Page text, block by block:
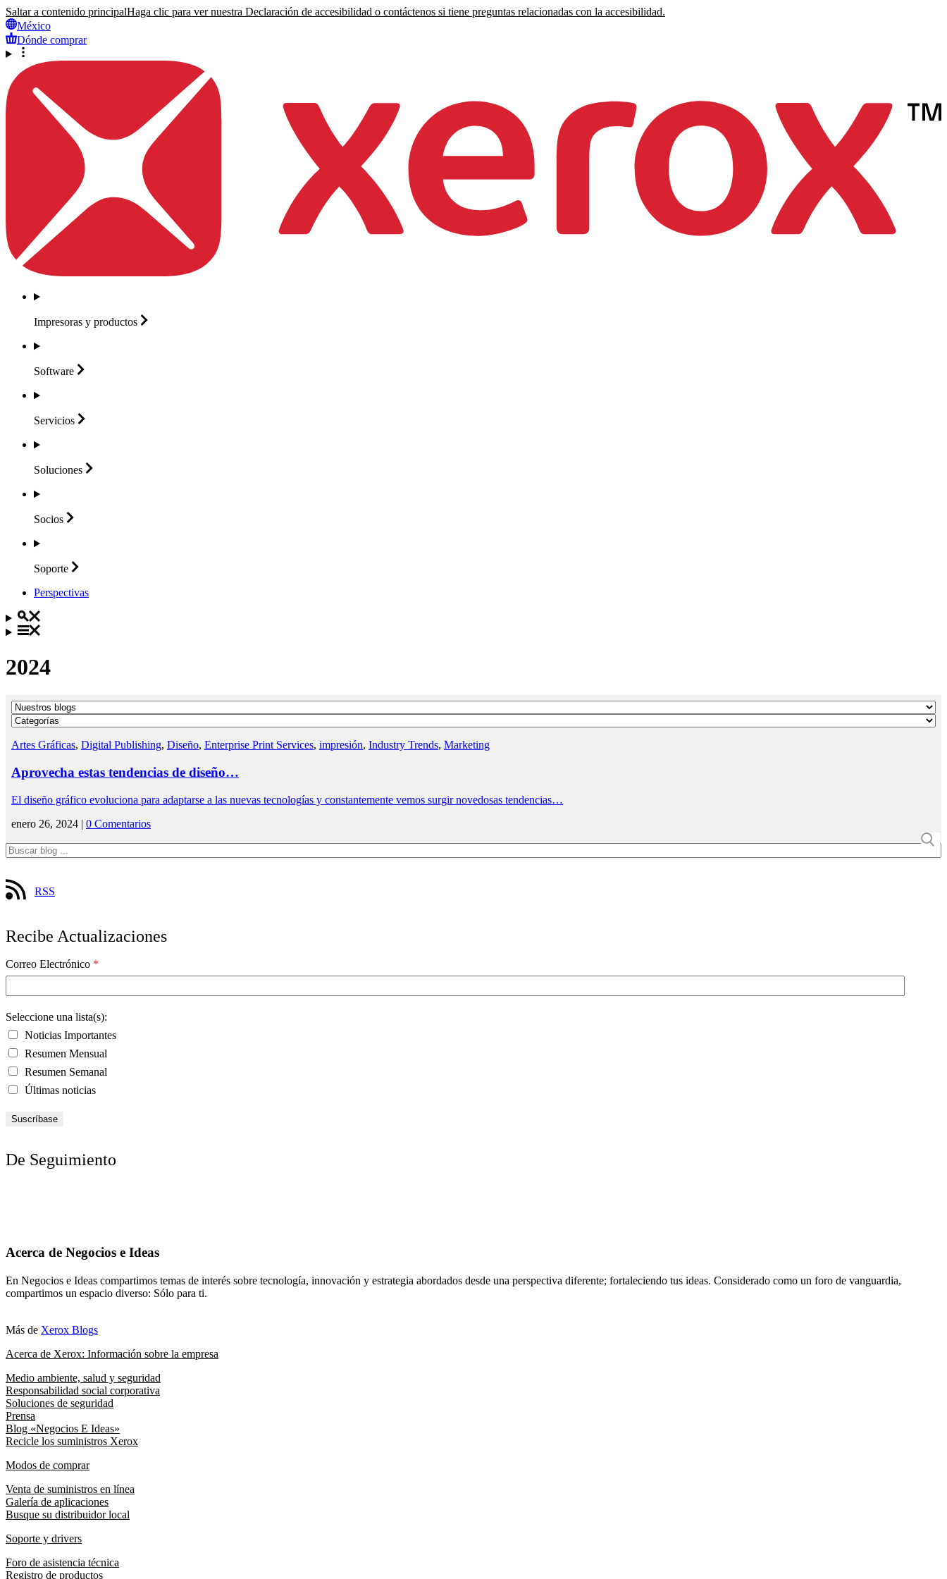
Saltar a contenido principalHaga clic para ver nuestra Declaración de accesibilidad o contáctenos si tiene preguntas relacionadas con la accesibilidad.
México
Dónde comprar
Impresoras y productos
Software
Servicios
Soluciones
Socios
Soporte
Perspectivas
2024
Artes Gráficas, Digital Publishing, Diseño, Enterprise Print Services, impresión, Industry Trends, Marketing
Aprovecha estas tendencias de diseño…
El diseño gráfico evoluciona para adaptarse a las nuevas tecnologías y constantemente vemos surgir novedosas tendencias…
enero 26, 2024 | 0 Comentarios
RSS
Recibe Actualizaciones
Correo Electrónico *
Seleccione una lista(s):
Noticias Importantes
Resumen Mensual
Resumen Semanal
Últimas noticias
De Seguimiento
Acerca de Negocios e Ideas
En Negocios e Ideas compartimos temas de interés sobre tecnología, innovación y estrategia abordados desde una perspectiva diferente; fortaleciendo tus ideas. Considerado como un foro de vanguardia,
compartimos un espacio diverso: Sólo para ti.
Más de Xerox Blogs
Acerca de Xerox: Información sobre la empresa
Medio ambiente, salud y seguridad
Responsabilidad social corporativa
Soluciones de seguridad
Prensa
Blog «Negocios E Ideas»
Recicle los suministros Xerox
Modos de comprar
Venta de suministros en línea
Galería de aplicaciones
Busque su distribuidor local
Soporte y drivers
Foro de asistencia técnica
Registro de productos